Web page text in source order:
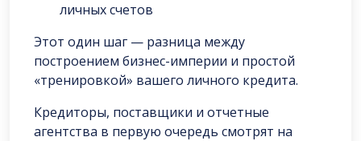
личных счетов
Этот один шаг — разница между
построением бизнес-империи и простой
«тренировкой» вашего личного кредита.
Кредиторы, поставщики и отчетные
агентства в первую очередь смотрят на